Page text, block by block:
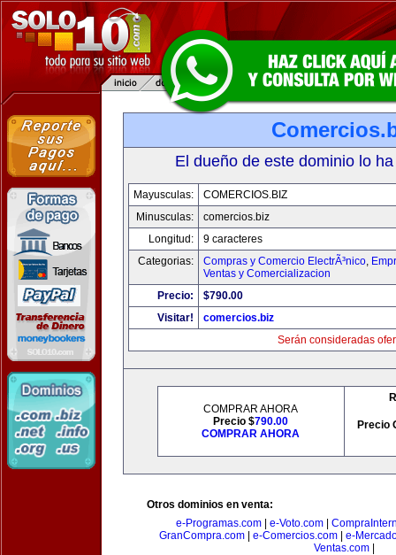
El dueño de este dominio lo
Mayusculas:
COMERCIOS.BIZ
Minusculas:
comercios.biz
Longitud:
9 caracteres
Categorias:
Compras y Comercio ElectrÃ³nico,
Ventas y Comercializacion
Precio:
$790.00
Visitar!
comercios.biz
Serán consideradas
COMPRAR AHORA
Precio $790.00
COMPRAR AHORA
Precio
Otros dominios en venta:
e-Programas.com
e-Voto.com
GranCompra.com
e-Comercios.com
e-
Ventas.com|